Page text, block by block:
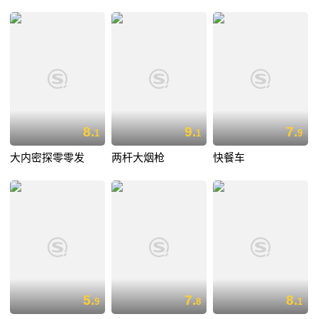
8.1
大内密探零零发
9.1
两杆大烟枪
7.9
快餐车
5.9 7.8 8.1